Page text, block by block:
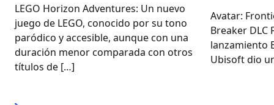
LEGO Horizon Adventures: Un nuevo
juego de LEGO, conocido por su tono
paródico y accesible, aunque con una
duración menor comparada con otros
títulos de […]
Avatar:
Breaker DLC
lanzamiento
Ubisoft dio